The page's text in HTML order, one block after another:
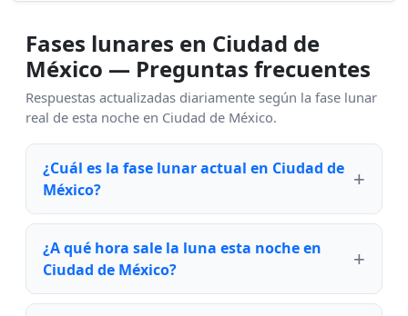
Fases lunares en Ciudad de
México — Preguntas frecuentes
Respuestas actualizadas diariamente según la fase lunar
real de esta noche en Ciudad de México.
¿Cuál es la fase lunar actual en Ciudad de
México?
¿A qué hora sale la luna esta noche en
Ciudad de México?